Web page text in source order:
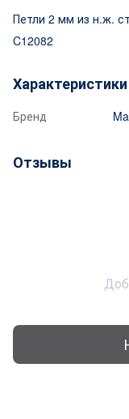
Петли 2 мм из н.ж.
C12082
Характеристики
Бренд
Отзывы